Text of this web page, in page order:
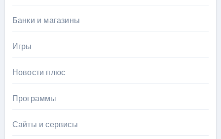
Банки и магазины
Игры
Новости плюс
Программы
Сайты и сервисы